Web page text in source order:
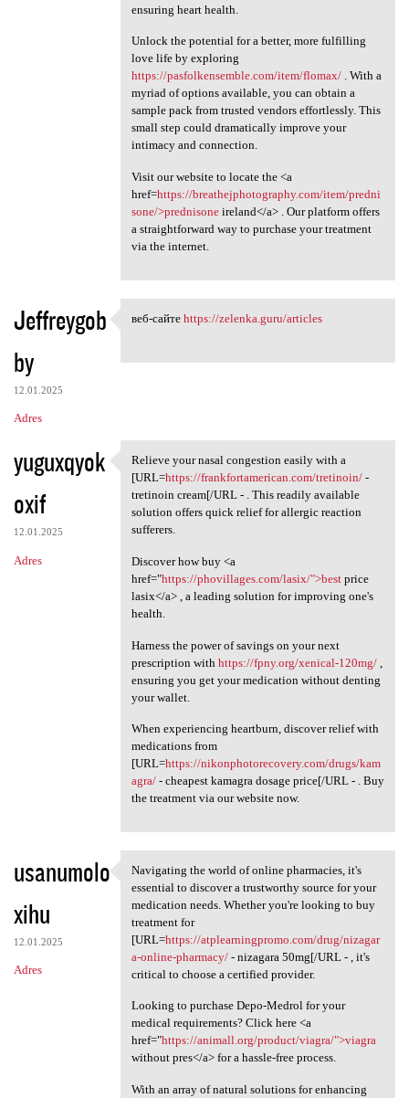
ensuring heart health.
Unlock the potential for a better, more fulfilling
love life by exploring
https://pasfolkensemble.com/item/flomax/. With a
myriad of options available, you can obtain a
sample pack from trusted vendors effortlessly. This
small step could dramatically improve your
intimacy and connection.
Visit our website to locate the <a
href=https://breathejphotography.com/item/predni
sone/>prednisoneireland</a> . Our platform offers
a straightforward way to purchase your treatment
via the internet.
Jeffreygob
by
12.01.2025
Adres
веб-сайте https://zelenka
веб-сайте https://zelenka.guru/articles
yuguxqyok
oxif
12.01.2025
Adres
Relieve your nasal congestion
Relieve your nasal congestion easily with a
[URL=https://frankfortamerican.com/tretinoin/-
tretinoin cream[/URL - . This readily available
solution offers quick relief for allergic reaction
sufferers.
Discover how buy <a
href="https://phovillages.com/lasix/">bestprice
lasix</a> , a leading solution for improving one's
health.
Harness the power of savings on your next
prescription with https://fpny.org/xenical-120mg/,
ensuring you get your medication without denting
your wallet.
When experiencing heartburn, discover relief with
medications from
[URL=https://nikonphotorecovery.com/drugs/kam
agra/- cheapest kamagra dosage price[/URL - . Buy
the treatment via our website now.
usanumolo
xihu
12.01.2025
Adres
Navigating the world of
Navigating the world of online pharmacies, it's
essential to discover a trustworthy source for your
medication needs. Whether you're looking to buy
treatment for
[URL=https://atplearningpromo.com/drug/nizagar
a-online-pharmacy/- nizagara 50mg[/URL - , it's
critical to choose a certified provider.
Looking to purchase Depo-Medrol for your
medical requirements? Click here <a
href="https://animall.org/product/viagra/">viagra
without pres</a> for a hassle-free process.
With an array of natural solutions for enhancing